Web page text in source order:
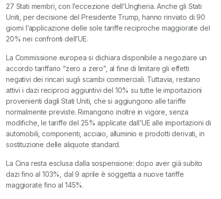
27 Stati membri, con l’eccezione dell’Ungheria. Anche gli Stati
Uniti, per decisione del Presidente Trump, hanno rinviato di 90
giorni l’applicazione delle sole tariffe reciproche maggiorate del
20% nei confronti dell’UE.
La Commissione europea si dichiara disponibile a negoziare un
accordo tariffario “zero a zero”, al fine di limitare gli effetti
negativi dei rincari sugli scambi commerciali. Tuttavia, restano
attivi i dazi reciproci aggiuntivi del 10% su tutte le importazioni
provenienti dagli Stati Uniti, che si aggiungono alle tariffe
normalmente previste. Rimangono inoltre in vigore, senza
modifiche, le tariffe del 25% applicate dall’UE alle importazioni di
automobili, componenti, acciaio, alluminio e prodotti derivati, in
sostituzione delle aliquote standard.
La Cina resta esclusa dalla sospensione: dopo aver già subito
dazi fino al 103%, dal 9 aprile è soggetta a nuove tariffe
maggiorate fino al 145%.